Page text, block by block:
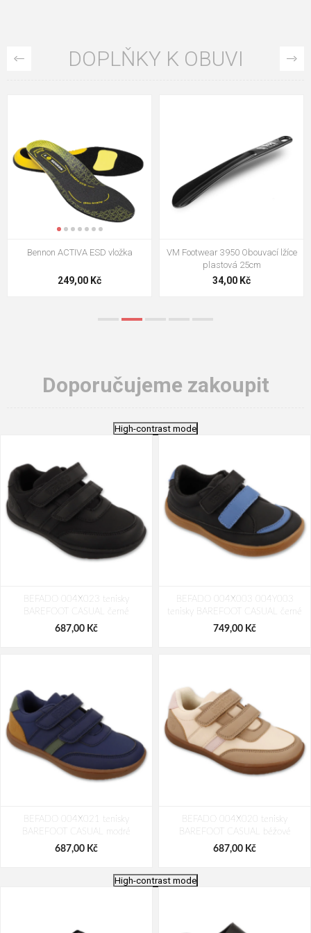
DOPLŇKY K OBUVI
VM Footwear 3009 Vkládací stélka
124,00 Kč
VM Footwear 3102 Tkaničky
ploché
18,70 Kč
Doporučujeme zakoupit
High-contrast mode
BEFADO 004X023 tenisky
BAREFOOT CASUAL černé
687,00 Kč
BEFADO 004X003 004Y003
tenisky BAREFOOT CASUAL černé
749,00 Kč
BEFADO 004X021 tenisky
BAREFOOT CASUAL modré
687,00 Kč
BEFADO 004X020 tenisky
BAREFOOT CASUAL béžové
687,00 Kč
High-contrast mode